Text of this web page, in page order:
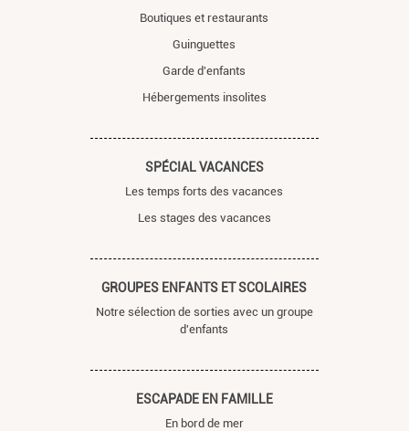
Boutiques et restaurants
Guinguettes
Garde d'enfants
Hébergements insolites
SPÉCIAL VACANCES
Les temps forts des vacances
Les stages des vacances
GROUPES ENFANTS ET SCOLAIRES
Notre sélection de sorties avec un groupe
d'enfants
ESCAPADE EN FAMILLE
En bord de mer